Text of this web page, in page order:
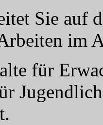
Sie auf
im
für